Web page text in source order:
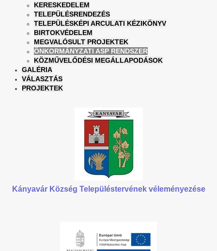
KERESKEDELEM
TELEPÜLÉSRENDEZÉS
TELEPÜLÉSKÉPI ARCULATI KÉZIKÖNYV
BIRTOKVÉDELEM
MEGVALÓSULT PROJEKTEK
ÖNKORMÁNYZATI ASP RENDSZER
KÖZMŰVELŐDÉSI MEGÁLLAPODÁSOK
GALÉRIA
VÁLASZTÁS
PROJEKTEK
Kányavár Község Településtervének véleményezése